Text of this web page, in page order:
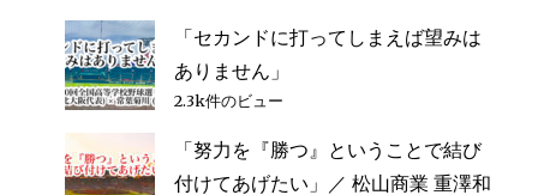
「セカンドに打ってしまえば望みは
ありません」
2.3k件のビュー
「努力を『勝つ』ということで結び
付けてあげたい」／ 松山商業 重澤和